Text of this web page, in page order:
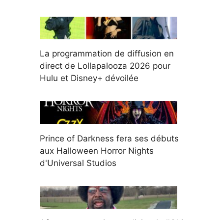
La programmation de diffusion en
direct de Lollapalooza 2026 pour
Hulu et Disney+ dévoilée
Prince of Darkness fera ses débuts
aux Halloween Horror Nights
d'Universal Studios